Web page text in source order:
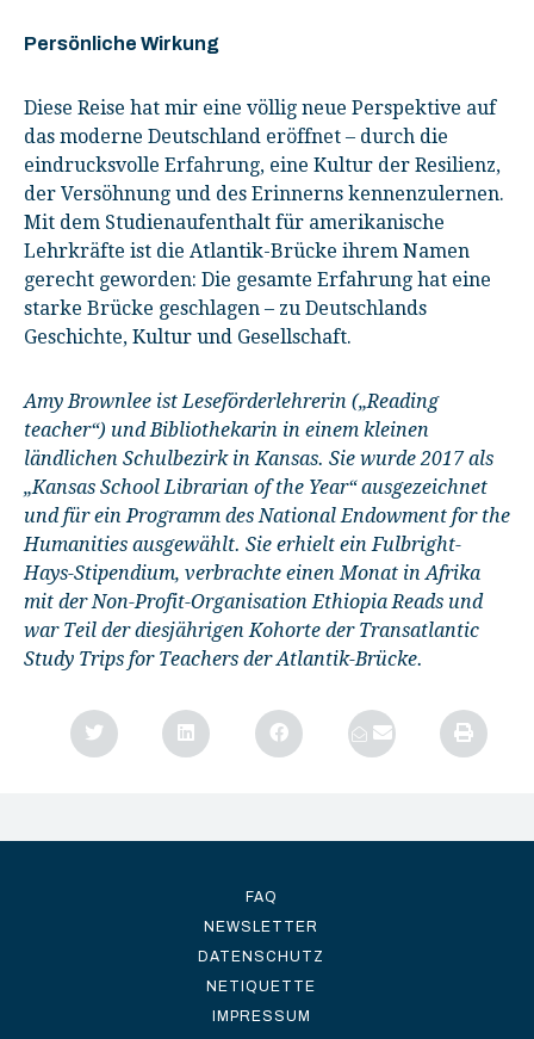
Persönliche Wirkung
Diese Reise hat mir eine völlig neue Perspektive auf
das moderne Deutschland eröffnet – durch die
eindrucksvolle Erfahrung, eine Kultur der Resilienz,
der Versöhnung und des Erinnerns kennenzulernen.
Mit dem Studienaufenthalt für amerikanische
Lehrkräfte ist die Atlantik-Brücke ihrem Namen
gerecht geworden: Die gesamte Erfahrung hat eine
starke Brücke geschlagen – zu Deutschlands
Geschichte, Kultur und Gesellschaft.
Amy Brownlee ist Leseförderlehrerin („Reading
teacher“) und Bibliothekarin in einem kleinen
ländlichen Schulbezirk in Kansas. Sie wurde 2017 als
„Kansas School Librarian of the Year“ ausgezeichnet
und für ein Programm des National Endowment for the
Humanities ausgewählt. Sie erhielt ein Fulbright-
Hays-Stipendium, verbrachte einen Monat in Afrika
mit der Non-Profit-Organisation Ethiopia Reads und
war Teil der diesjährigen Kohorte der Transatlantic
Study Trips for Teachers der Atlantik-Brücke.
FAQ
NEWSLETTER
DATENSCHUTZ
NETIQUETTE
IMPRESSUM